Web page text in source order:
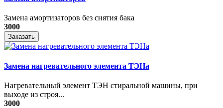
Замена амортизаторов без снятия бака
3000
Заказать
Замена нагревательного элемента ТЭНа
Нагревательный элемент ТЭН стиральной машины, при
выходе из строя...
3000